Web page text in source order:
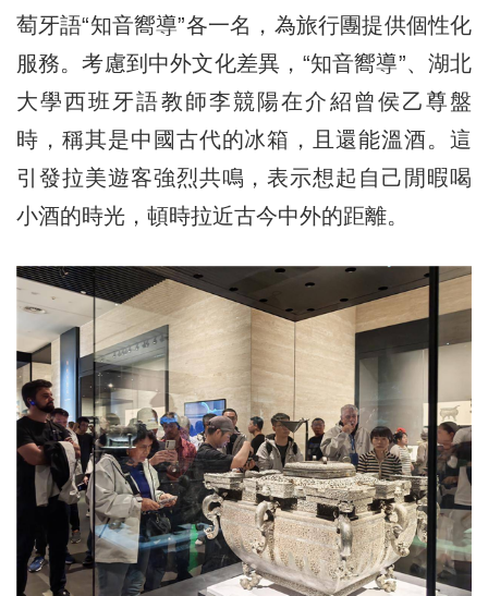
萄牙語“知音嚮導”各一名，為旅行團提供個性化
服務。考慮到中外文化差異，“知音嚮導”、湖北
大學西班牙語教師李競陽在介紹曾侯乙尊盤
時，稱其是中國古代的冰箱，且還能溫酒。這
引發拉美遊客強烈共鳴，表示想起自己閒暇喝
小酒的時光，頓時拉近古今中外的距離。